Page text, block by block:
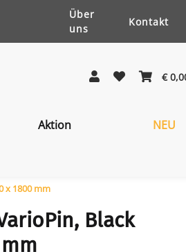
Über
uns
Kontakt
€
Aktion NEU
x 1800 mm
Black